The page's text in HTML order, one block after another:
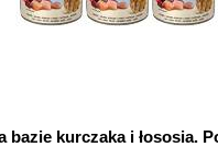
bazie kurczaka i łososia.